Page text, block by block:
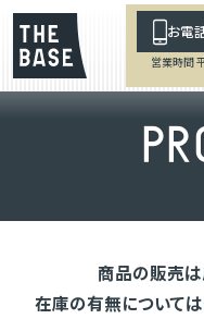
お電
営業時間
PR
商品の販売は
在庫の有無について